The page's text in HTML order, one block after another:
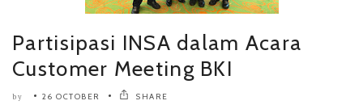
Partisipasi INSA dalam Acara
Customer Meeting BKI
by 26 OCTOBER SHARE